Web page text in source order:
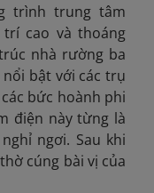
trình trung tâm
cao và thoáng
nhà rường ba
nổi bật với các trụ
bức hoành phi
điện này từng là
ngơi. Sau khi
cúng bài vị của